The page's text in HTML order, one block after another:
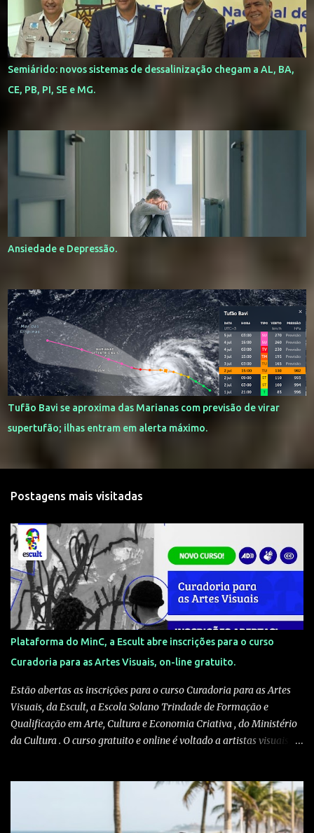
Semiárido: novos sistemas de dessalinização chegam a AL, BA,
CE, PB, PI, SE e MG.
Ansiedade e Depressão.
Tufão Bavi se aproxima das Marianas com previsão de virar
supertufão; ilhas entram em alerta máximo.
Postagens mais visitadas
Plataforma do MinC, a Escult abre inscrições para o curso
Curadoria para as Artes Visuais, on-line gratuito.
Estão abertas as inscrições para o curso Curadoria para as Artes
Visuais, da Escult, a Escola Solano Trindade de Formação e
Qualificação em Arte, Cultura e Economia Criativa , do Ministério
da Cultura . O curso gratuito e online é voltado a artistas visuais,
site escult.cultura.gov.br A formação será ministrada pelo
historiador de arte e professor Kleber Amâncio. Ele é docente da
Universidade Federal do Recôncavo da Bahia, doutor em História